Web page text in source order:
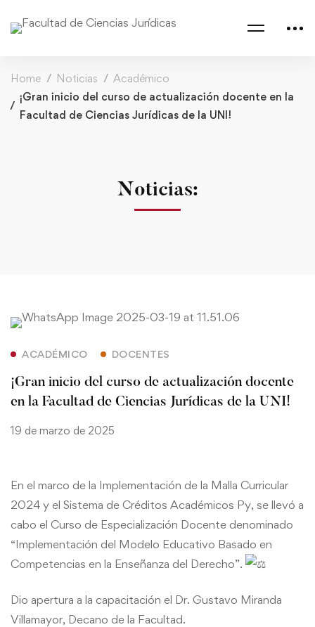
Home Noticias
Académico
¡Gran inicio del curso de actualización docente en la
Facultad de Ciencias Jurídicas de la UNI!
Noticias:
ACADÉMICO DOCENTES
¡Gran inicio del curso de actualización docente
en la Facultad de Ciencias Jurídicas de la UNI!
19 de marzo de 2025
En el marco de la Implementación de la Malla Curricular
2024 y el Sistema de Créditos Académicos Py, se llevó a
cabo el Curso de Especialización Docente denominado
“Implementación del Modelo Educativo Basado en
Competencias en la Enseñanza del Derecho”.
Dio apertura a la capacitación el Dr. Gustavo Miranda
Villamayor, Decano de la Facultad.